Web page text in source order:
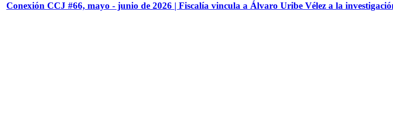
Conexión CCJ #66, mayo - junio de 2026 | Fiscalía vincula a Álvaro Uribe Vélez a la